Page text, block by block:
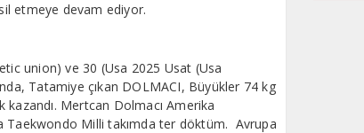
etmeye devam ediyor.
union) ve 30 (Usa 2025 Usat (Usa
Tatamiye çıkan DOLMACI, Büyükler 74 kg
Mertcan Dolmacı Amerika
Taekwondo Milli takımda ter döktüm. Avrupa